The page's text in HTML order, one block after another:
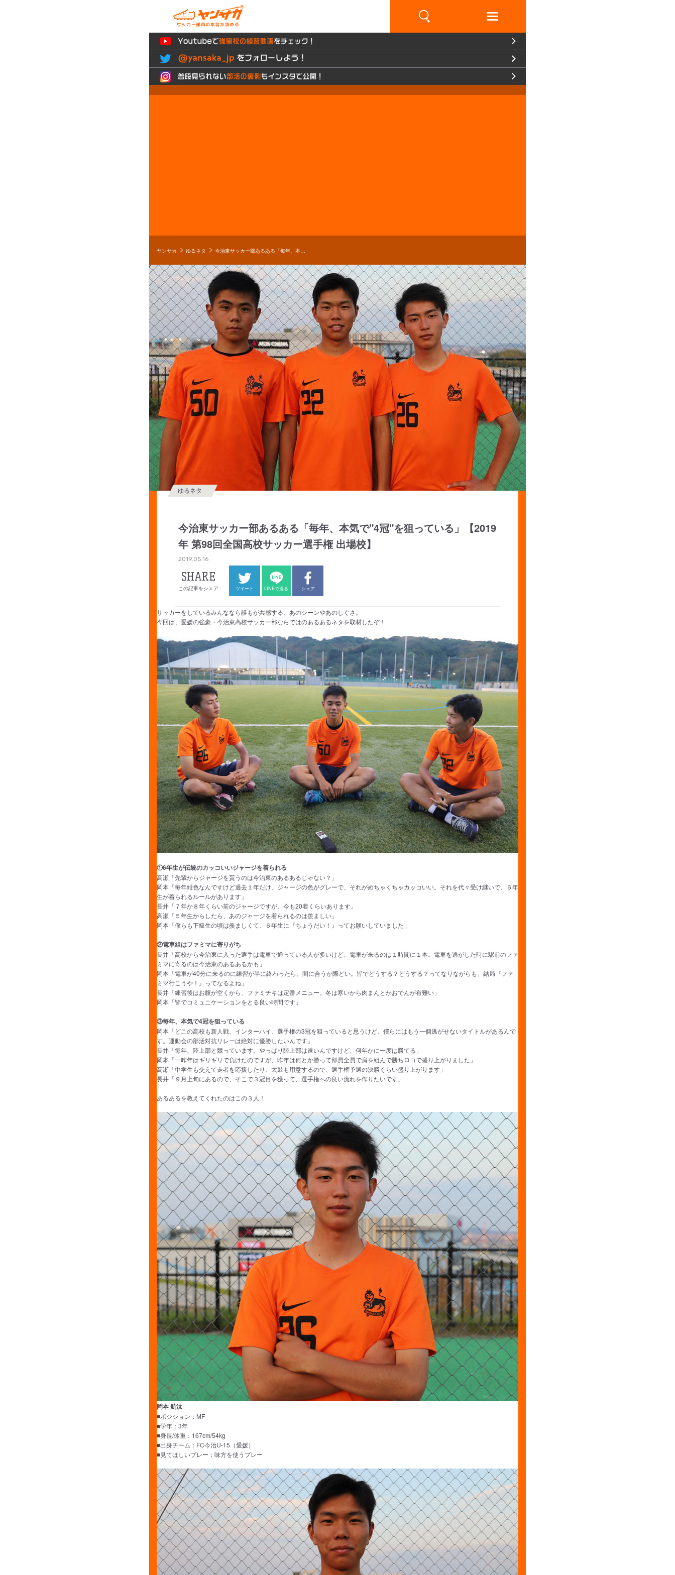
ヤンサカ ゆるネタ 今治東サッカー部あるある「毎年、本気で"4冠"を狙っている」【2019年 第98回全国高校サッカー選手権 出場校】
今治東サッカー部あるある「毎年、本気で"4冠"を狙っている」【2019
年 第98回全国高校サッカー選手権 出場校】
ゆるネタ
2019.05.16
SHARE
この記事をシェア ツイート LINEで送る シェア
サッカーをしているみんななら誰もが共感する、あのシーンやあのしぐさ。
今回は、愛媛の強豪・今治東高校サッカー部ならではのあるあるネタを取材したぞ！
①6年生が伝統のカッコいいジャージを着られる
高瀬「先輩からジャージを貰うのは今治東のあるあるじゃない？」
岡本「毎年紺色なんですけど過去１年だけ、ジャージの色がグレーで、それがめちゃくちゃカッコいい。それを代々受け継いで、６年
生が着られるルールがあります」
長井「７年か８年くらい前のジャージですが、今も20着くらいあります」
高瀬「５年生からしたら、あのジャージを着られるのは羨ましい」
岡本「僕らも下級生の頃は羨ましくて、６年生に『ちょうだい！』ってお願いしていました」
②電車組はファミマに寄りがち
長井「高校から今治東に入った選手は電車で通っている人が多いけど、電車が来るのは１時間に１本。電車を逃がした時に駅前のファ
ミマに寄るのは今治東のあるあるかも」
岡本「電車が40分に来るのに練習が半に終わったら、間に合うか際どい。皆でどうする？どうする？ってなりながらも、結局『ファ
ミマ行こうや！』ってなるよね」
長井「練習後はお腹が空くから、ファミチキは定番メニュー。冬は寒いから肉まんとかおでんが有難い」
岡本「皆でコミュニケーションをとる良い時間です」
③毎年、本気で4冠を狙っている
岡本「どこの高校も新人戦、インターハイ、選手権の3冠を狙っていると思うけど、僕らにはもう一個逃がせないタイトルがあるんで
す。運動会の部活対抗リレーは絶対に優勝したいんです」
長井「毎年、陸上部と競っています。やっぱり陸上部は速いんですけど、何年かに一度は勝てる」
岡本「一昨年はギリギリで負けたのですが、昨年は何とか勝って部員全員で肩を組んで勝ちロコで盛り上がりました」
高瀬「中学生も交えて走者を応援したり、太鼓も用意するので、選手権予選の決勝くらい盛り上がります」
長井「９月上旬にあるので、そこで３冠目を獲って、選手権への良い流れを作りたいです」
あるあるを教えてくれたのはこの３人！
岡本 航汰
■ポジション：MF
■学年：3年
■身長/体重：167cm/54kg
■出身チーム：FC今治U-15（愛媛）
■見てほしいプレー：味方を使うプレー